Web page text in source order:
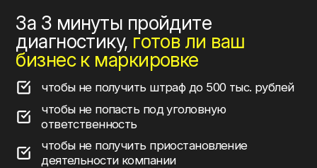
За 3 минуты пройдите
диагностику, готов ли ваш
бизнес к маркировке
чтобы не получить штраф до 500 тыс. рублей
чтобы не попасть под уголовную
ответственность
чтобы не получить приостановление
деятельности компании